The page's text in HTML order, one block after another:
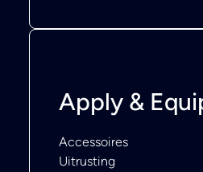
Apply &
Accessoires
Uitrusting